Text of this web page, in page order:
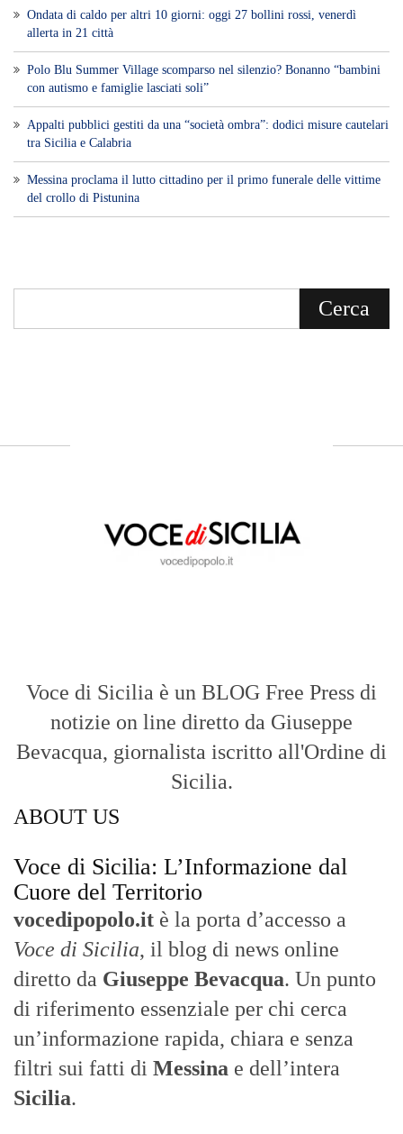
Ondata di caldo per altri 10 giorni: oggi 27 bollini rossi, venerdì
allerta in 21 città
Polo Blu Summer Village scomparso nel silenzio? Bonanno “bambini
con autismo e famiglie lasciati soli”
Appalti pubblici gestiti da una “società ombra”: dodici misure cautelari
tra Sicilia e Calabria
Messina proclama il lutto cittadino per il primo funerale delle vittime
del crollo di Pistunina
Voce di Sicilia è un BLOG Free Press di
notizie on line diretto da Giuseppe
Bevacqua, giornalista iscritto all'Ordine di
Sicilia.
ABOUT US
Voce di Sicilia: L’Informazione dal
Cuore del Territorio
vocedipopolo.it è la porta d’accesso a
Voce di Sicilia, il blog di news online
diretto da Giuseppe Bevacqua. Un punto
di riferimento essenziale per chi cerca
un’informazione rapida, chiara e senza
filtri sui fatti di Messina e dell’intera
Sicilia.